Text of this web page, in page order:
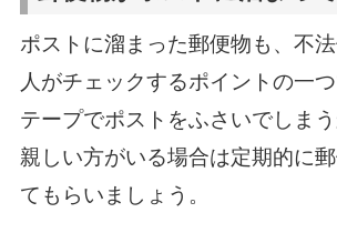
ポストに溜まった郵便物も、不
人がチェックするポイントの一つ
テープでポストをふさいでしま
親しい方がいる場合は定期的に
てもらいましょう。